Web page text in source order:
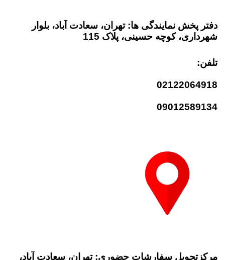
دفتر پخش نمایندگی ها: تهران، سعادت آباد، بلوار
شهرداری، کوچه حسینی، پلاک 115
تلفن:
02122064918
09012589134
مرکزتحویل سفارشات حضوری: تهران، سعادت آباد،